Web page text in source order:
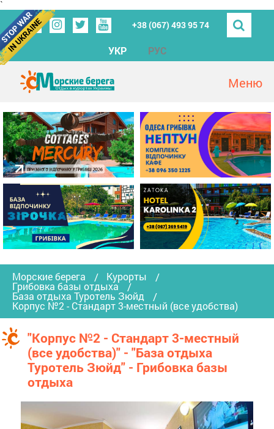
`
+38 (067) 493 95 74
УКР РУС
Морские берега Курорты
Грибовка базы отдыха
База отдыха Туротель Зюйд
Корпус №2 - Стандарт 3-местный (все удобства)
"Корпус №2 - Стандарт 3-местный
(все удобства)" - "База отдыха
Туротель Зюйд" - Грибовка базы
отдыха